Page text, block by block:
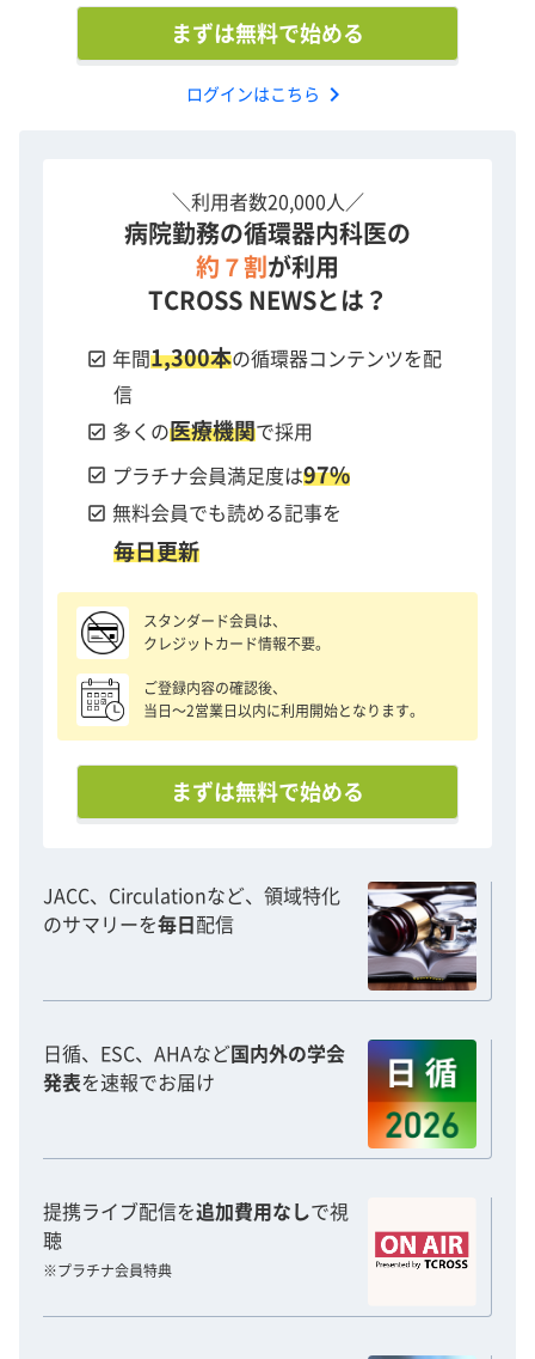
まずは無料で始める
ログインはこちら chevron_right
＼利用者数20,000人／
病院勤務の循環器内科医の
約７割 が利用
TCROSS NEWSとは？
check_box 年間1,300本の循環器コンテンツを配
信
check_box 多くの医療機関で採用
check_box プラチナ会員満足度は97%
check_box 無料会員でも読める記事を
毎日更新
スタンダード会員は、
クレジットカード情報不要。
ご登録内容の確認後、
当日〜2営業日以内に利用開始となります。
まずは無料で始める
JACC、Circulationなど、領域特化
のサマリーを毎日 配信
日循、ESC、AHAなど国内外の学会
発表を速報でお届け
提携ライブ配信を追加費用なしで視
聴
※プラチナ会員特典